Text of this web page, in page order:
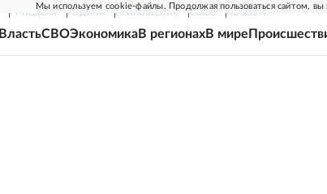
Мы используем cookie-файлы. Продолжая пользоваться сайтом, вы
РГ-НЕДЕЛЯ РОДИНА ПРИЛОЖЕНИЯ СОЮЗ НОВОСТИ
ВластьСВОЭкономикаВ регионахВ мире